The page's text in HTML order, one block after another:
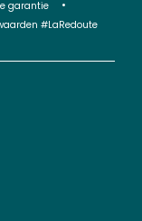
garantie
#LaRedoute